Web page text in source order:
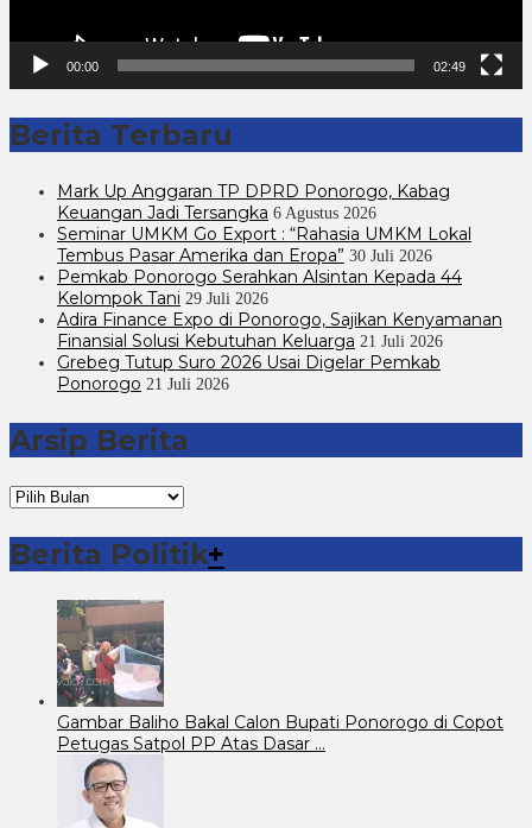
00:00 02:49
Berita Terbaru
Mark Up Anggaran TP DPRD Ponorogo, Kabag
Keuangan Jadi Tersangka 6 Agustus 2026
Seminar UMKM Go Export : “Rahasia UMKM Lokal
Tembus Pasar Amerika dan Eropa” 30 Juli 2026
Pemkab Ponorogo Serahkan Alsintan Kepada 44
Kelompok Tani 29 Juli 2026
Adira Finance Expo di Ponorogo, Sajikan Kenyamanan
Finansial Solusi Kebutuhan Keluarga 21 Juli 2026
Grebeg Tutup Suro 2026 Usai Digelar Pemkab
Ponorogo 21 Juli 2026
Arsip Berita
Arsip
Berita
Berita Politik+
Gambar Baliho Bakal Calon Bupati Ponorogo di Copot
Petugas Satpol PP Atas Dasar …